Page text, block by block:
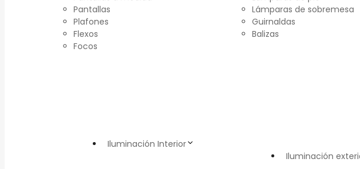
Pantallas
Plafones
Flexos
Focos
Lámparas de sobremesa
Guirnaldas
Balizas
Iluminación Interior
Iluminación